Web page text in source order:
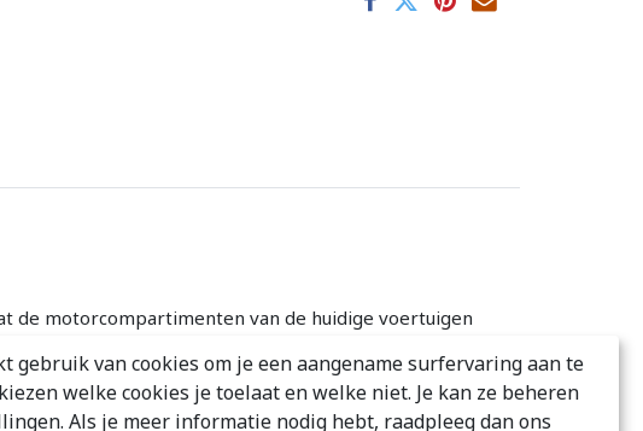
de motorcompartimenten van de huidige voertuigen
betrouwbaar en hoogwaardig
integreren.
gebruik van cookies om je een aangename surfervaring aan te
welke cookies je toelaat en welke niet. Je kan ze beheren
Als je meer informatie nodig hebt, raadpleeg dan ons